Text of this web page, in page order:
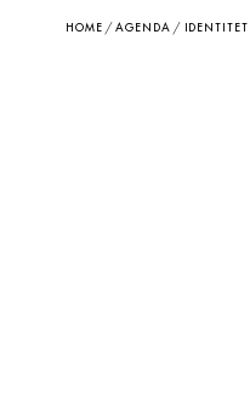
HOME /AGENDA / IDENTITET